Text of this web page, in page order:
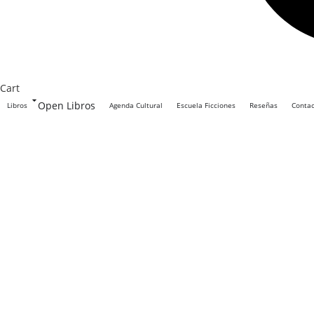
Cart
Libros Open Libros Agenda Cultural Escuela Ficciones Reseñas